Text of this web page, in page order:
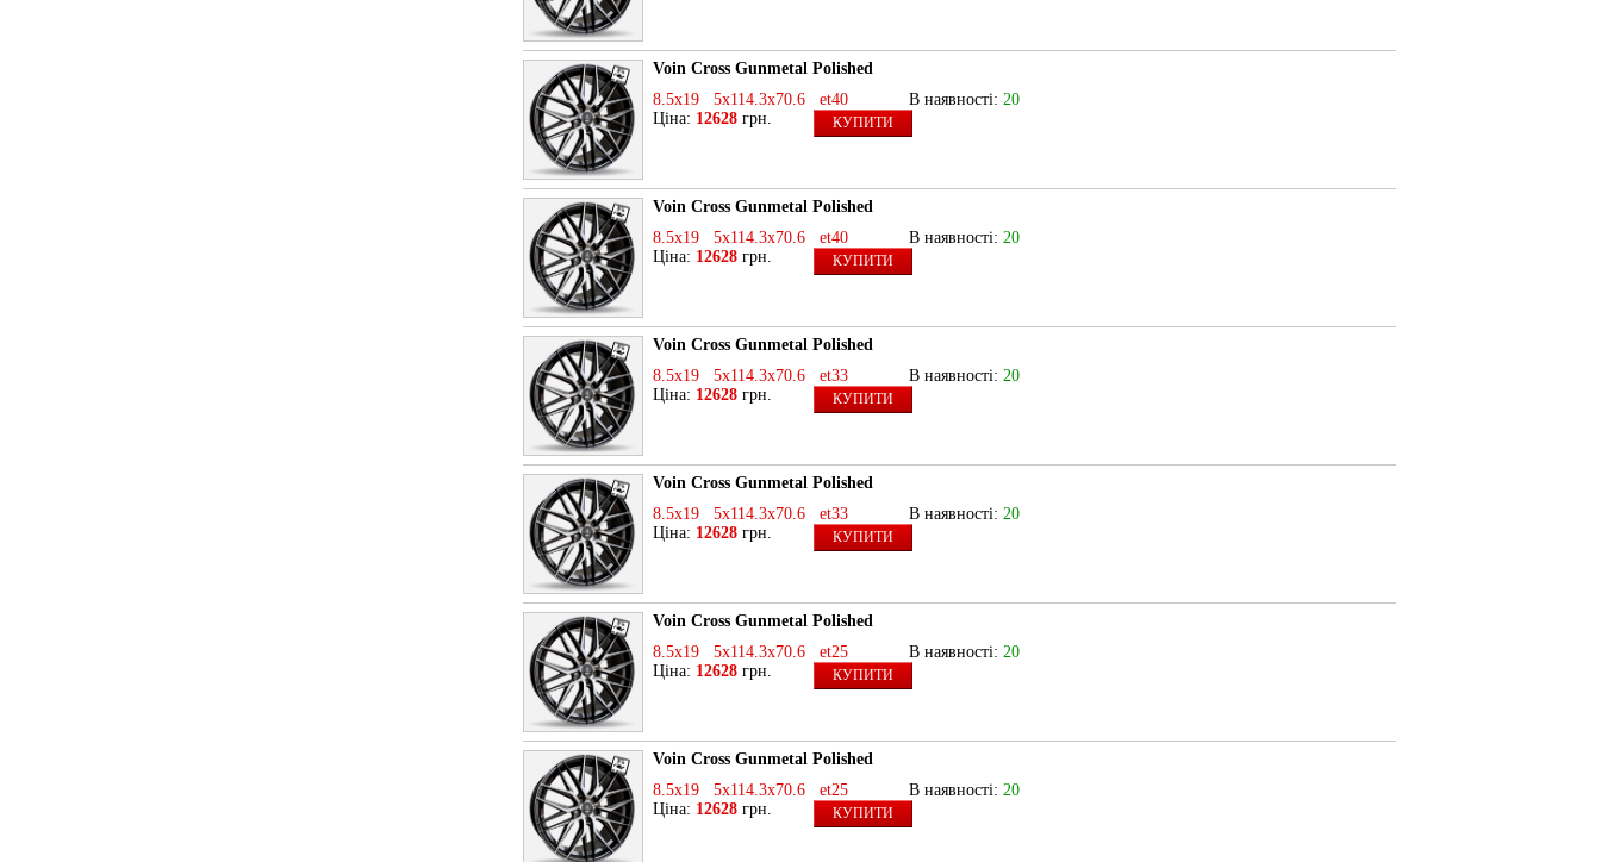
Voin Cross Gunmetal Polished
8.5x19 5x114.3x70.6 et40
В наявності: 20
Ціна: 12628 грн. КУПИТИ
Voin Cross Gunmetal Polished
8.5x19 5x114.3x70.6 et40
В наявності: 20
Ціна: 12628 грн. КУПИТИ
Voin Cross Gunmetal Polished
8.5x19 5x114.3x70.6 et33
В наявності: 20
Ціна: 12628 грн. КУПИТИ
Voin Cross Gunmetal Polished
8.5x19 5x114.3x70.6 et33
В наявності: 20
Ціна: 12628 грн. КУПИТИ
Voin Cross Gunmetal Polished
8.5x19 5x114.3x70.6 et25
В наявності: 20
Ціна: 12628 грн. КУПИТИ
Voin Cross Gunmetal Polished
8.5x19 5x114.3x70.6 et25
В наявності: 20
Ціна: 12628 грн. КУПИТИ